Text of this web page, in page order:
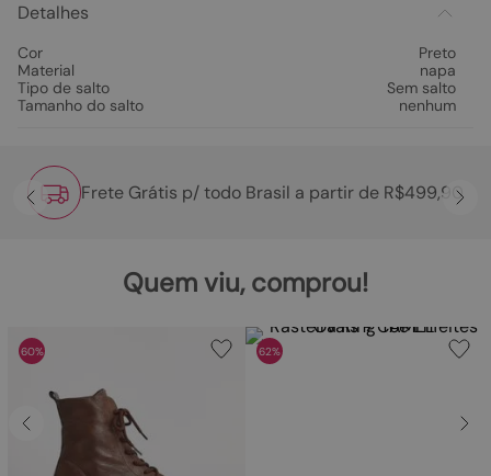
Detalhes
Cor
Preto
Material
napa
Tipo de salto
Sem salto
Tamanho do salto
nenhum
Frete Grátis p/ todo Brasil a partir de R$499,90
Quem viu, comprou!
60% 62%